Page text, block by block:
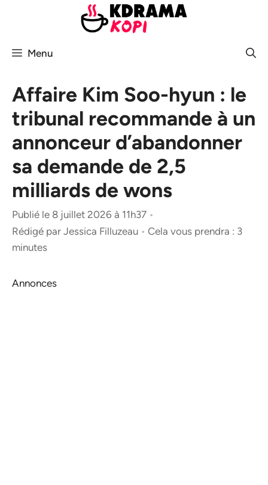
Menu
Affaire Kim Soo-hyun : le
tribunal recommande à un
annonceur d’abandonner
sa demande de 2,5
milliards de wons
Publié le 8 juillet 2026 à 11h37 •
Rédigé par Jessica Filluzeau • Cela vous prendra : 3
minutes
Annonces